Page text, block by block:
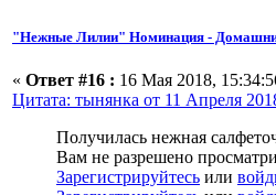
"Нежные Лилии" Номинация -
« Ответ #16 : 16 Мая 2018,
Цитата: тынянка от 11 Апреля
Получилась нежная
Вам не разрешено
Зарегистрируйтесь или